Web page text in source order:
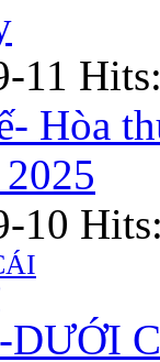
11
Hòa
10